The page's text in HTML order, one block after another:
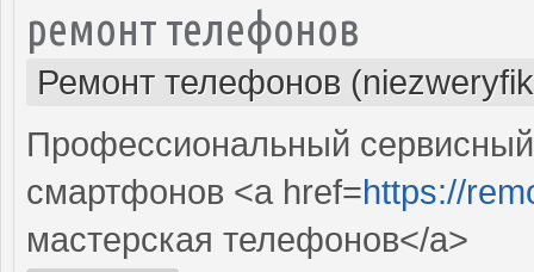
ремонт телефонов
Ремонт телефонов
Профессиональный
смартфонов <a href=https://
мастерская телефонов</a>